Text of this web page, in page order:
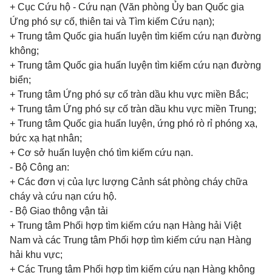
+ Cục Cứu hộ - Cứu nạn (Văn phòng Ủy ban Quốc gia
Ứng phó sự cố, thiên tai và Tìm kiếm Cứu nạn);
+ Trung tâm Quốc gia huấn luyện tìm kiếm cứu nạn đường
không;
+ Trung tâm Quốc gia huấn luyện tìm kiếm cứu nạn đường
biển;
+ Trung tâm Ứng phó sự cố tràn dầu khu vực miền Bắc;
+ Trung tâm Ứng phó sự cố tràn dầu khu vực miền Trung;
+ Trung tâm Quốc gia huấn luyện, ứng phó rò rỉ phóng xạ,
bức xạ hạt nhân;
+ Cơ sở huấn luyện chó tìm kiếm cứu nạn.
- Bộ Công an:
+ Các đơn vị của lực lượng Cảnh sát phòng cháy chữa
cháy và cứu nạn cứu hộ.
- Bộ Giao thông vận tải
+ Trung tâm Phối hợp tìm kiếm cứu nạn Hàng hải Việt
Nam và các Trung tâm Phối hợp tìm kiếm cứu nạn Hàng
hải khu vực;
+ Các Trung tâm Phối hợp tìm kiếm cứu nạn Hàng không